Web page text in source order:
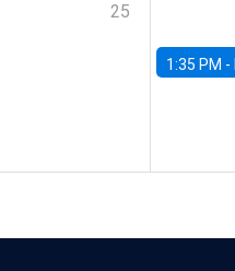
25
1:35 PM -